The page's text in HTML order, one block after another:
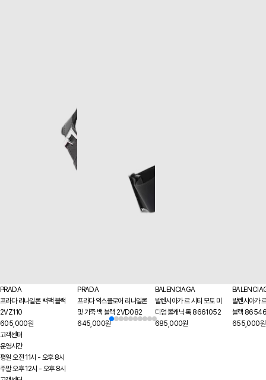
PRADA
프라다 리나일론 백팩 블랙
2VZ110
605,000원
PRADA
프라다 익스플로어 리나일론
및 가죽 백 블랙 2VD082
645,000원
BALENCIAGA
발렌시아가 르 시티 모토 미
디엄 볼캐닉 록 8661052
685,000원
발렌시아가
블랙
655,000원
고객센터
운영시간
평일 오전 11시 - 오후 8시
주말 오후 12시 - 오후 8시